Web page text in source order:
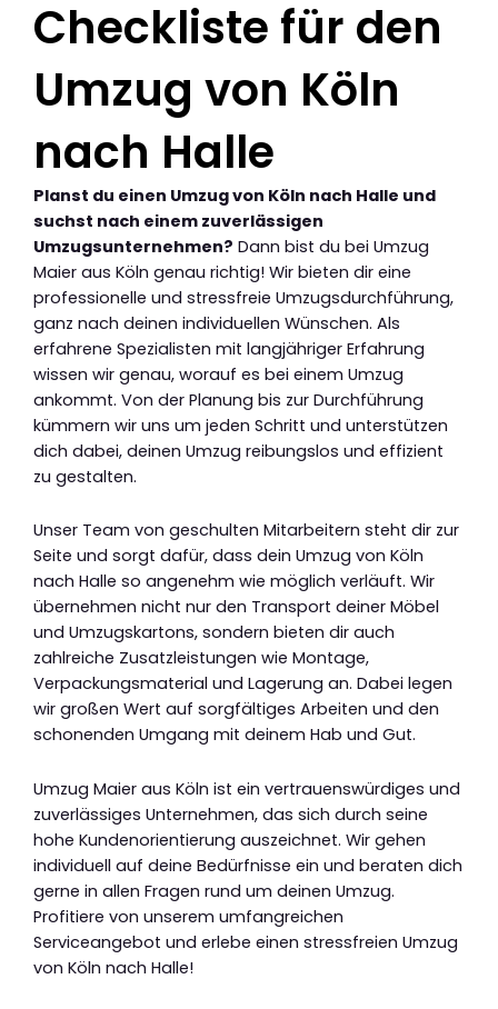
Checkliste für den
Umzug von Köln
nach Halle
Planst du einen Umzug von Köln nach Halle und
suchst nach einem zuverlässigen
Umzugsunternehmen? Dann bist du bei Umzug
Maier aus Köln genau richtig! Wir bieten dir eine
professionelle und stressfreie Umzugsdurchführung,
ganz nach deinen individuellen Wünschen. Als
erfahrene Spezialisten mit langjähriger Erfahrung
wissen wir genau, worauf es bei einem Umzug
ankommt. Von der Planung bis zur Durchführung
kümmern wir uns um jeden Schritt und unterstützen
dich dabei, deinen Umzug reibungslos und effizient
zu gestalten.
Unser Team von geschulten Mitarbeitern steht dir zur
Seite und sorgt dafür, dass dein Umzug von Köln
nach Halle so angenehm wie möglich verläuft. Wir
übernehmen nicht nur den Transport deiner Möbel
und Umzugskartons, sondern bieten dir auch
zahlreiche Zusatzleistungen wie Montage,
Verpackungsmaterial und Lagerung an. Dabei legen
wir großen Wert auf sorgfältiges Arbeiten und den
schonenden Umgang mit deinem Hab und Gut.
Umzug Maier aus Köln ist ein vertrauenswürdiges und
zuverlässiges Unternehmen, das sich durch seine
hohe Kundenorientierung auszeichnet. Wir gehen
individuell auf deine Bedürfnisse ein und beraten dich
gerne in allen Fragen rund um deinen Umzug.
Profitiere von unserem umfangreichen
Serviceangebot und erlebe einen stressfreien Umzug
von Köln nach Halle!